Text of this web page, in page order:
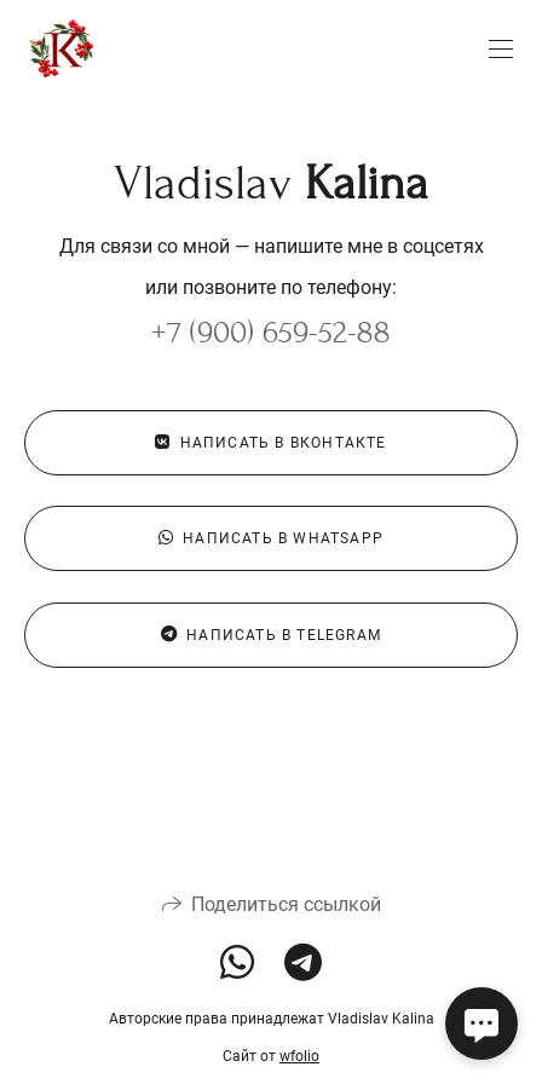
Vladislav Kalinа
Для связи со мной — напишите мне в соцсетях
или позвоните по телефону:
+7 (900) 659-52-88
НАПИСАТЬ В ВКОНТАКТЕ
НАПИСАТЬ В WHATSAPP
НАПИСАТЬ В TELEGRAM
Поделиться ссылкой
Авторские права принадлежат Vladislav Kalina
Сайт от wfolio